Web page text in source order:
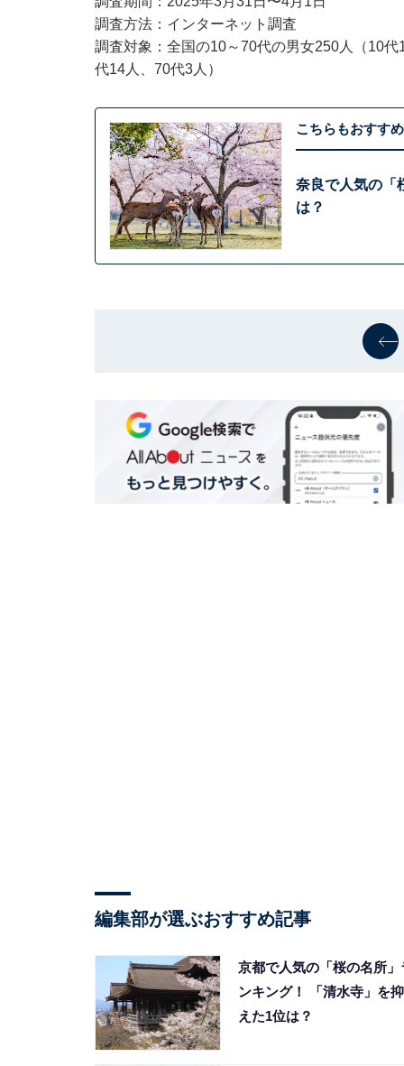
調査方法：インターネット調査
調査対象：全国の10～70代の男女250人（10
代14人、70代3人）
こちらもおすすめ
奈良で人気の「
は？
編集部が選ぶおすすめ記事
京都で人気の「桜の名所」
ンキング！ 「清水寺」を抑
えた1位は？